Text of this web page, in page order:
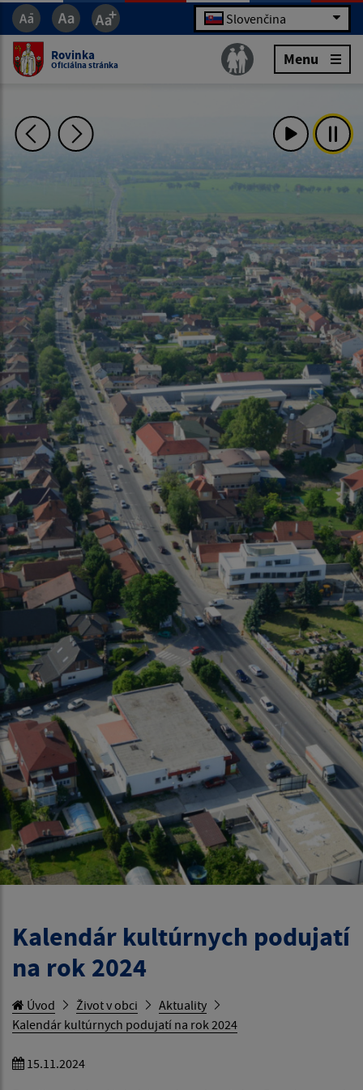
Slovenčina
Rovinka
Oficiálna stránka Menu
Kalendár kultúrnych podujatí
na rok 2024
Úvod Život v obci
Aktuality
Kalendár kultúrnych podujatí na rok 2024
15.11.2024